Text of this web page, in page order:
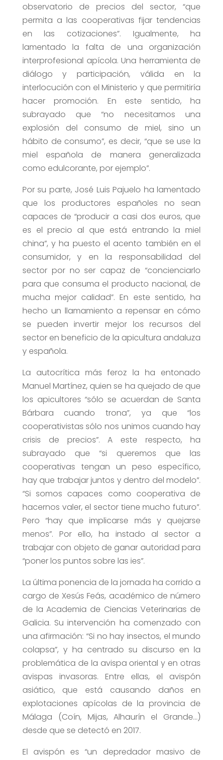
observatorio de precios del sector, “que
permita a las cooperativas fijar tendencias
en las cotizaciones”. Igualmente, ha
lamentado la falta de una organización
interprofesional apícola. Una herramienta de
diálogo y participación, válida en la
interlocución con el Ministerio y que permitiría
hacer promoción. En este sentido, ha
subrayado que “no necesitamos una
explosión del consumo de miel, sino un
hábito de consumo”, es decir, “que se use la
miel española de manera generalizada
como edulcorante, por ejemplo”.
Por su parte, José Luis Pajuelo ha lamentado
que los productores españoles no sean
capaces de “producir a casi dos euros, que
es el precio al que está entrando la miel
china”, y ha puesto el acento también en el
consumidor, y en la responsabilidad del
sector por no ser capaz de “concienciarlo
para que consuma el producto nacional, de
mucha mejor calidad”. En este sentido, ha
hecho un llamamiento a repensar en cómo
se pueden invertir mejor los recursos del
sector en beneficio de la apicultura andaluza
y española.
La autocrítica más feroz la ha entonado
Manuel Martínez, quien se ha quejado de que
los apicultores “sólo se acuerdan de Santa
Bárbara cuando trona”, ya que “los
cooperativistas sólo nos unimos cuando hay
crisis de precios”. A este respecto, ha
subrayado que “si queremos que las
cooperativas tengan un peso específico,
hay que trabajar juntos y dentro del modelo”.
“Si somos capaces como cooperativa de
hacernos valer, el sector tiene mucho futuro”.
Pero “hay que implicarse más y quejarse
menos”. Por ello, ha instado al sector a
trabajar con objeto de ganar autoridad para
“poner los puntos sobre las ies”.
La última ponencia de la jornada ha corrido a
cargo de Xesús Feás, académico de número
de la Academia de Ciencias Veterinarias de
Galicia. Su intervención ha comenzado con
una afirmación: “Si no hay insectos, el mundo
colapsa”, y ha centrado su discurso en la
problemática de la avispa oriental y en otras
avispas invasoras. Entre ellas, el avispón
asiático, que está causando daños en
explotaciones apícolas de la provincia de
Málaga (Coín, Mijas, Alhaurín el Grande…)
desde que se detectó en 2017.
El avispón es “un depredador masivo de